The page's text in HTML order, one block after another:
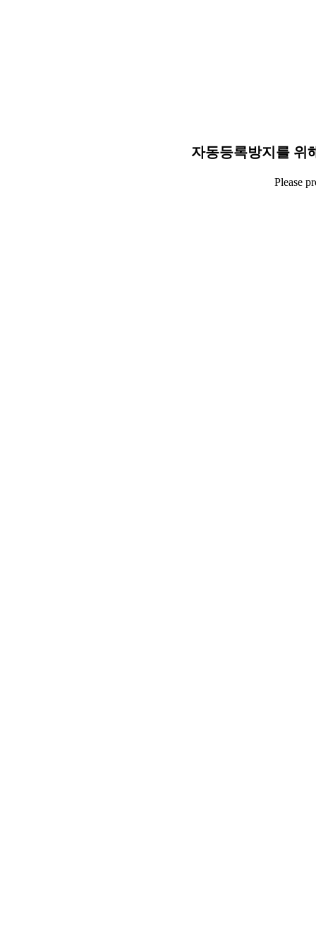
자동등록방지를 위
Please